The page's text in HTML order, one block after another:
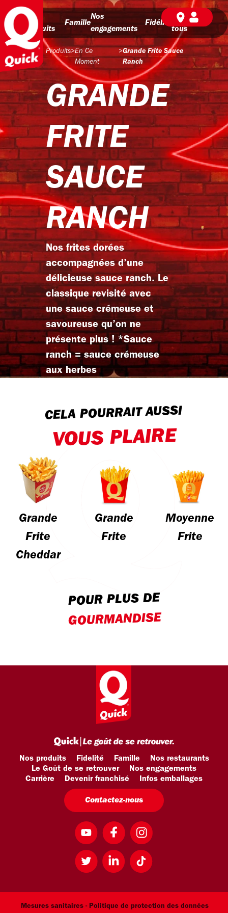
Nos
produits
Famille
Nos
engagements
Fidélité
BD pour
tous
Produits>En Ce
Moment
>Grande Frite Sauce
Ranch
GRANDE
FRITE
SAUCE
RANCH
Nos frites dorées
accompagnées d’une
délicieuse sauce ranch. Le
classique revisité avec
une sauce crémeuse et
savoureuse qu’on ne
présente plus ! *Sauce
ranch = sauce crémeuse
aux herbes
CELA POURRAIT AUSSI
VOUS PLAIRE
Grande
Frite
Cheddar
Grande
Frite
Moyenne
Frite
POUR PLUS DE
GOURMANDISE
Nos produits Fidelité Famille
Nos restaurants
Le Goût de se retrouver
Nos engagements
Carrière
Devenir franchisé Infos emballages
Contactez-nous
Mesures sanitaires - Politique de protection des données